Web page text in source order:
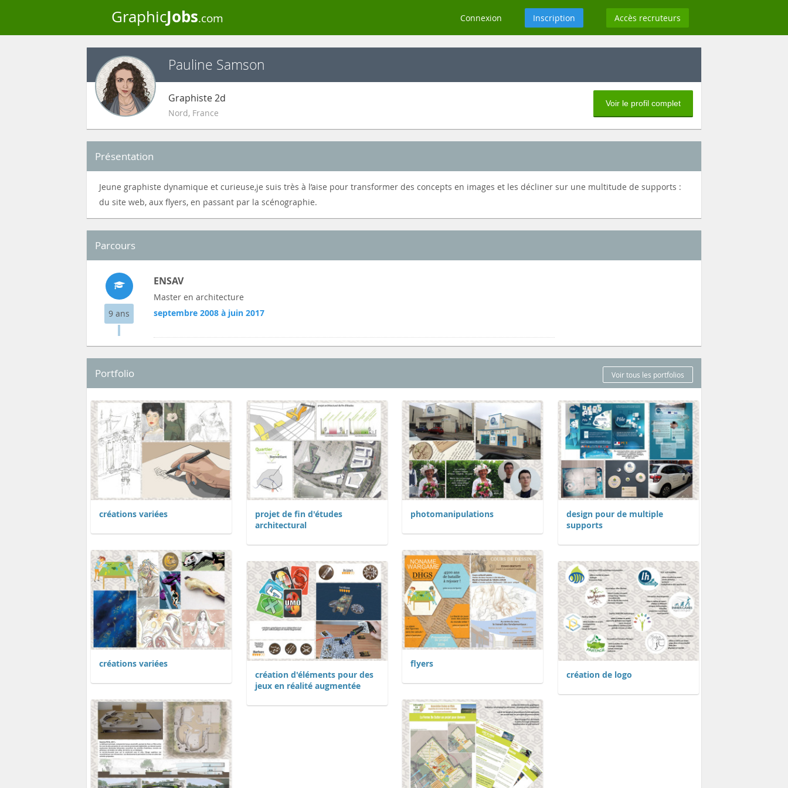
GraphicJobs.com Connexion Inscription Accès recruteurs
Pauline Samson
Graphiste 2d
Nord, France
Voir le profil complet
Présentation
Jeune graphiste dynamique et curieuse,je suis très à l’aise pour transformer des concepts en images et les décliner sur une multitude de supports :
du site web, aux flyers, en passant par la scénographie.
Parcours
9 ans
ENSAV
Master en architecture
septembre 2008 à juin 2017
Portfolio Voir tous les portfolios
créations variées
créations variées
projet de fin d'études
architectural
création d'éléments pour des
jeux en réalité augmentée
photomanipulations
flyers
design pour de multiple
supports
création de logo